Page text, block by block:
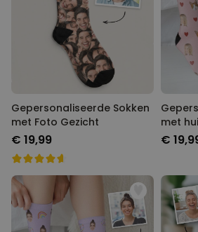
Personaliseerbaar
Gepersonaliseerde
met gezicht en tekst
29,99 €
Personaliseerbaar
Gepersonaliseerde
met rits ontwerp
Polaroid-look
Gepersonaliseerde
Geurhanger set van 2
19,99 €
Gepersonaliseerde Sokken
met Foto Gezicht
€ 19,99
met
€